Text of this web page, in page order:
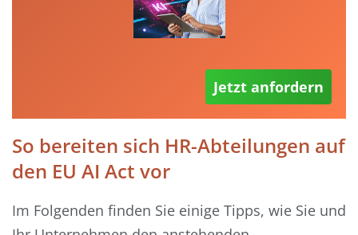
Jetzt anfordern
So bereiten sich HR-Abteilungen auf
den EU AI Act vor
Im Folgenden finden Sie einige Tipps, wie Sie und